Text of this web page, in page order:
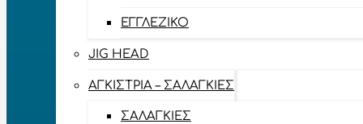
ΕΓΓΛΈΖΙΚΟ
JIG HEAD
ΑΓΚΊΣΤΡΙΑ – ΣΑΛΑΓΚΙΈΣ
ΣΑΛΑΓΚΙΈΣ